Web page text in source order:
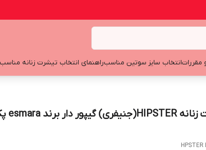
مقرراتانتخاب سایز سوتین مناسبراهنمای انتخاب تیشرت زنانه مناسب
HPSTER